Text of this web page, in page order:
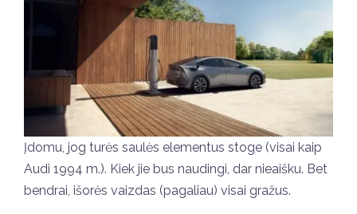
Įdomu, jog turės saulės elementus stoge (visai kaip
Audi 1994 m.). Kiek jie bus naudingi, dar nieaišku. Bet
bendrai, išorės vaizdas (pagaliau) visai gražus.